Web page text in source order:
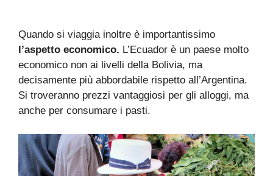
Quando si viaggia inoltre è importantissimo
l’aspetto economico. L’Ecuador è un paese molto
economico non ai livelli della Bolivia, ma
decisamente più abbordabile rispetto all’Argentina.
Si troveranno prezzi vantaggiosi per gli alloggi, ma
anche per consumare i pasti.